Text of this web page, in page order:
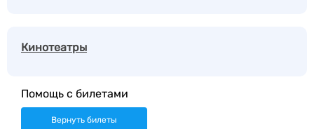
Кинотеатры
Помощь с билетами
Вернуть билеты